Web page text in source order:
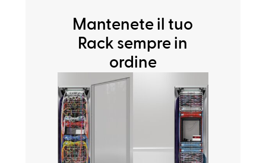
Mantenete il tuo
Rack sempre in
ordine